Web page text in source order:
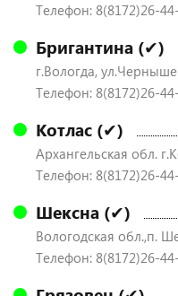
Телефон: 8(8172)26-
Бригантина (✔)
г.Вологда,
Телефон: 8(8172)26-
Котлас (✔)
Архангельская обл.
Телефон: 8(8172)26-
Шексна (✔)
Вологодская обл.,п.
Телефон: 8(8172)26-